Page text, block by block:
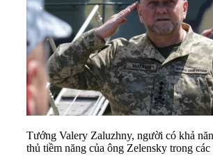
Tướng Valery Zaluzhny, người có khả
thủ tiềm năng của ông Zelensky trong